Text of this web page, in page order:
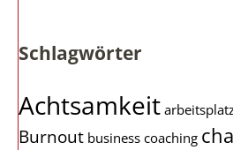
Schlagwörter
Achtsamkeit
Burnout business coaching